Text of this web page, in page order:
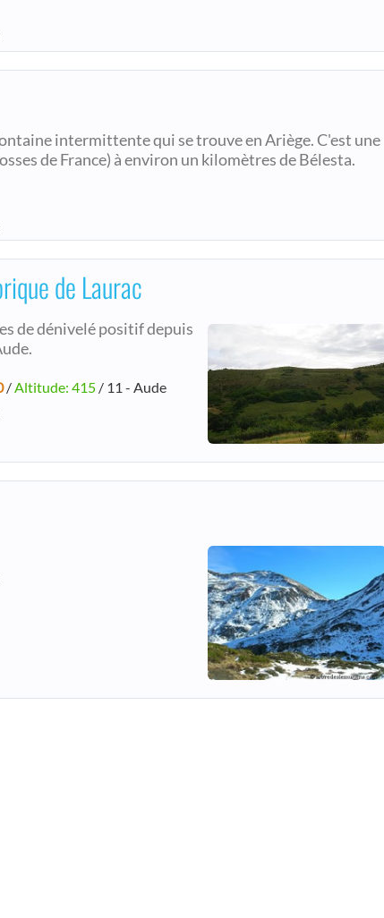
intermittente qui se trouve en Ariège. C'est une
de France) à environ un kilomètres de Bélesta.
de Laurac
de dénivelé positif depuis
/Altitude: 415 / 11 - Aude